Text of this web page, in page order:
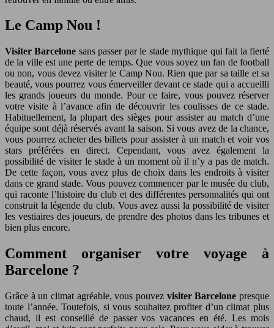
Le Camp Nou !
Visiter Barcelone sans passer par le stade mythique qui fait la fierté
de la ville est une perte de temps. Que vous soyez un fan de football
ou non, vous devez visiter le Camp Nou. Rien que par sa taille et sa
beauté, vous pourrez vous émerveiller devant ce stade qui a accueilli
les grands joueurs du monde. Pour ce faire, vous pouvez réserver
votre visite à l’avance afin de découvrir les coulisses de ce stade.
Habituellement, la plupart des sièges pour assister au match d’une
équipe sont déjà réservés avant la saison. Si vous avez de la chance,
vous pourrez acheter des billets pour assister à un match et voir vos
stars préférées en direct. Cependant, vous avez également la
possibilité de visiter le stade à un moment où il n’y a pas de match.
De cette façon, vous avez plus de choix dans les endroits à visiter
dans ce grand stade. Vous pouvez commencer par le musée du club,
qui raconte l’histoire du club et des différentes personnalités qui ont
construit la légende du club. Vous avez aussi la possibilité de visiter
les vestiaires des joueurs, de prendre des photos dans les tribunes et
bien plus encore.
Comment organiser votre voyage à
Barcelone ?
Grâce à un climat agréable, vous pouvez visiter Barcelone presque
toute l’année. Toutefois, si vous souhaitez profiter d’un climat plus
chaud, il est conseillé de passer vos vacances en été. Les mois